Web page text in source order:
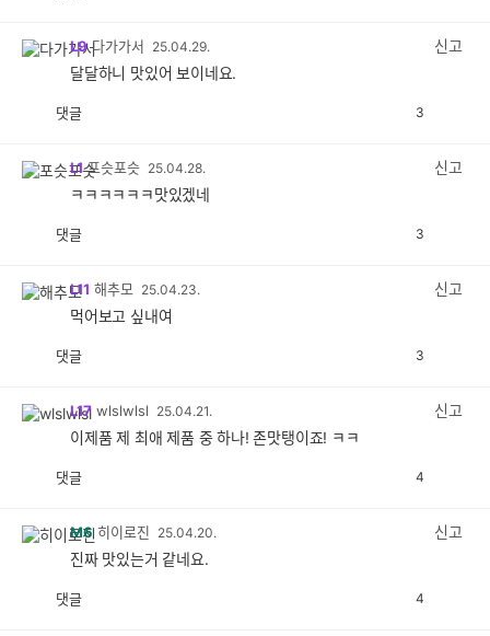
L9 다가가서 25.04.29.
신고
달달하니 맛있어 보이네요.
댓글 3
L1 포슷포슷 25.04.28.
신고
ㅋㅋㅋㅋㅋㅋ맛있겠네
댓글 3
L11 해추모 25.04.23.
신고
먹어보고 싶내여
댓글 3
L17 wlslwlsl 25.04.21.
신고
이제품 제 최애 제품 중 하나! 존맛탱이죠! ㅋㅋ
댓글 4
M6 히이로진 25.04.20.
신고
진짜 맛있는거 같네요.
댓글 4